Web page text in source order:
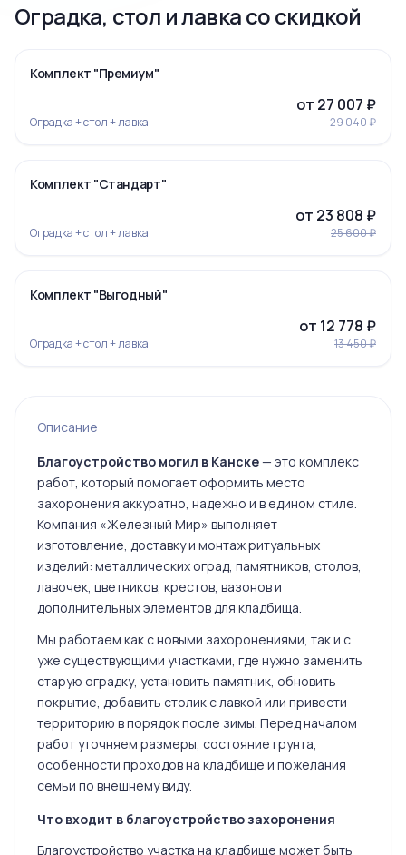
Оградка, стол и лавка со скидкой
Ограда 19
-7%
Комплект "Премиум"
Оградка + стол + лавка
от 27 007 ₽
29 040 ₽
-7%
Комплект "Стандарт"
Оградка + стол + лавка
от 23 808 ₽
25 600 ₽
Ограда 6
-5%
Комплект "Выгодный"
Оградка + стол + лавка
от 12 778 ₽
13 450 ₽
Описание
Благоустройство могил в Канске— это комплекс
работ, который помогает оформить место
захоронения аккуратно, надежно и в едином стиле.
Компания «Железный Мир» выполняет
изготовление, доставку и монтаж ритуальных
изделий: металлических оград, памятников, столов,
лавочек, цветников, крестов, вазонов и
дополнительных элементов для кладбища.
Мы работаем как с новыми захоронениями, так и с
уже существующими участками, где нужно заменить
старую оградку, установить памятник, обновить
покрытие, добавить столик с лавкой или привести
территорию в порядок после зимы. Перед началом
работ уточняем размеры, состояние грунта,
особенности проходов на кладбище и пожелания
семьи по внешнему виду.
Что входит в благоустройство захоронения
Благоустройство участка на кладбище может быть